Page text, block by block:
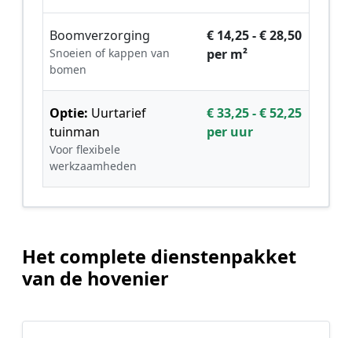
Boomverzorging
Snoeien of kappen van
bomen
€ 14,25 - € 28,50
per m²
Optie: Uurtarief
tuinman
Voor flexibele
werkzaamheden
€ 33,25 - € 52,25
per uur
Het complete dienstenpakket
van de hovenier